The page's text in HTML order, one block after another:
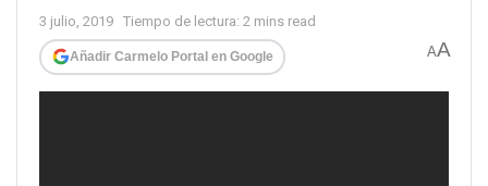
3 julio, 2019 Tiempo de lectura: 2 mins read
Añadir Carmelo Portal en Google AA